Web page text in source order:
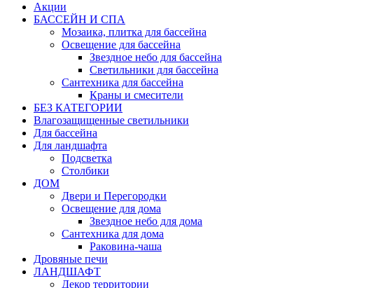
Акции
БАССЕЙН И СПА
Мозаика, плитка для бассейна
Освещение для бассейна
Звездное небо для бассейна
Светильники для бассейна
Сантехника для бассейна
Краны и смесители
БЕЗ КАТЕГОРИИ
Влагозащищенные светильники
Для бассейна
Для ландшафта
Подсветка
Столбики
ДОМ
Двери и Перегородки
Освещение для дома
Звездное небо для дома
Сантехника для дома
Раковина-чаша
Дровяные печи
ЛАНДШАФТ
Декор территории